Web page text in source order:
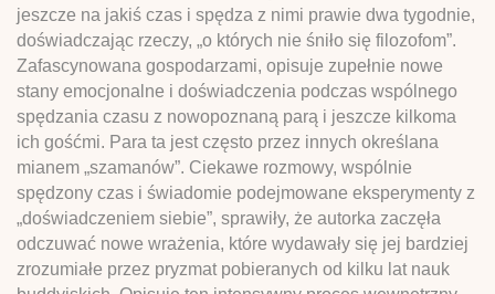
jeszcze na jakiś czas i spędza z nimi prawie dwa tygodnie,
doświadczając rzeczy, „o których nie śniło się filozofom”.
Zafascynowana gospodarzami, opisuje zupełnie nowe
stany emocjonalne i doświadczenia podczas wspólnego
spędzania czasu z nowopoznaną parą i jeszcze kilkoma
ich gośćmi. Para ta jest często przez innych określana
mianem „szamanów”. Ciekawe rozmowy, wspólnie
spędzony czas i świadomie podejmowane eksperymenty z
„doświadczeniem siebie”, sprawiły, że autorka zaczęła
odczuwać nowe wrażenia, które wydawały się jej bardziej
zrozumiałe przez pryzmat pobieranych od kilku lat nauk